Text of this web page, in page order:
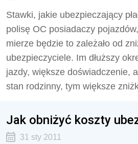
Stawki, jakie ubezpieczający
polisę OC posiadaczy
mierze będzie to zależało od
ubezpieczyciele. Im dłuższy
jazdy, większe doświadczenie,
stan rodzinny, tym większe
Jak obniżyć koszty
31 sty 2011